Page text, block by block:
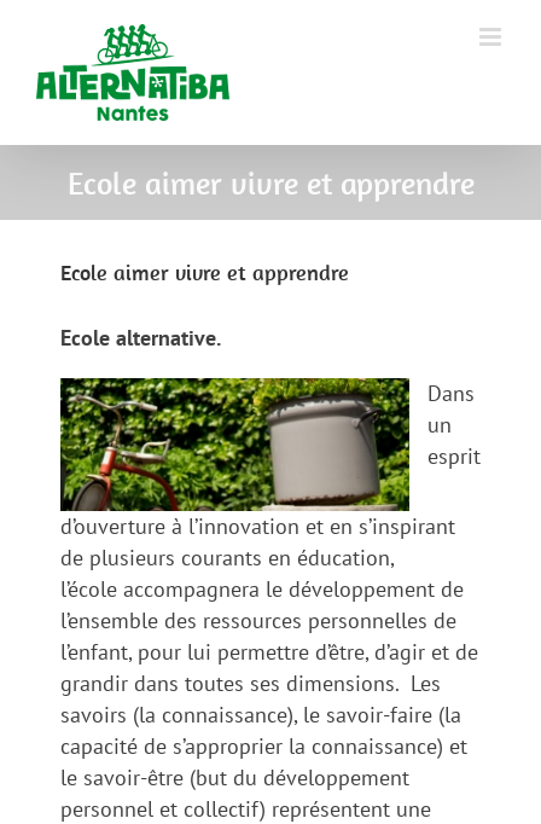
Ecole aimer vivre et apprendre
Ecole aimer vivre et apprendre
Ecole alternative.
Dans
un
esprit
d’ouverture à l’innovation et en s’inspirant
de plusieurs courants en éducation,
l’école accompagnera le développement de
l’ensemble des ressources personnelles de
l’enfant, pour lui permettre d’être, d’agir et de
grandir dans toutes ses dimensions. Les
savoirs (la connaissance), le savoir-faire (la
capacité de s’approprier la connaissance) et
le savoir-être (but du développement
personnel et collectif) représentent une